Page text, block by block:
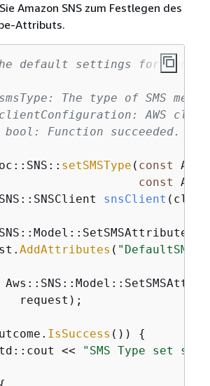
Amazon SNS zum Festlegen des
Attributs.
default settings for sending
The type of SMS
AWS
bool: Function succeeded.
setSMSType ( const
const
SNS::SNSClient snsClient
AddAttributes (
request);
IsSuccess ()) {
<<
"SMS Type set